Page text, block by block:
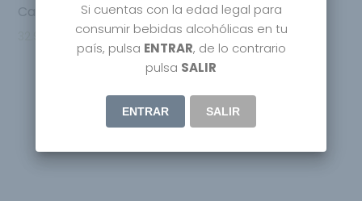
Carupano Ron Reserva Exclusiva 12 Years
Si cuentas con la edad legal para
consumir bebidas alcohólicas en tu
país, pulsa ENTRAR, de lo contrario
pulsa SALIR
ENTRAR SALIR